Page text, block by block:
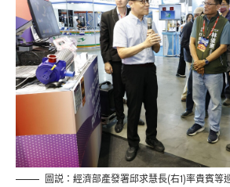
圖説：經濟部產發署邱求慧長(右1)率貴賓等